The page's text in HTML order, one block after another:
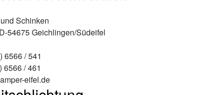
Schinken
54675 Geichlingen/Südeifel
6566 / 541
6566 / 461
eifel.de